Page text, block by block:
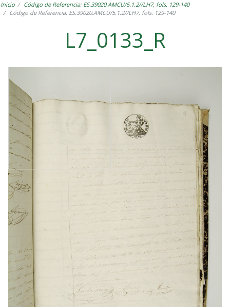
Inicio
Código de Referencia: ES.39020.AMCU/5.1.2//LH7, fols. 129-140
Código de Referencia: ES.39020.AMCU/5.1.2//LH7, fols. 129-140
L7_0133_R